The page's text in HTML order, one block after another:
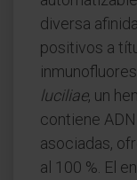
diversa
positivos a
luciliae, un
contiene
asociadas,
al 100 %. El